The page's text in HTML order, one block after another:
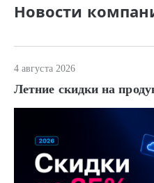
Новости
4 августа 2026
Летние скидки на